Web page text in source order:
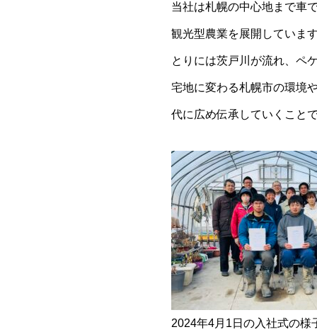
当社は札幌の中心地まで車
観光型農業を展開していま
とりには茨戸川が流れ、ペ
宅地に変わる札幌市の環境
代に広め伝承していくこと
2024年4月1日の入社式の様